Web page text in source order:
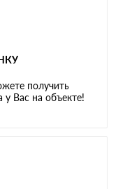
получить
у Вас на объекте!